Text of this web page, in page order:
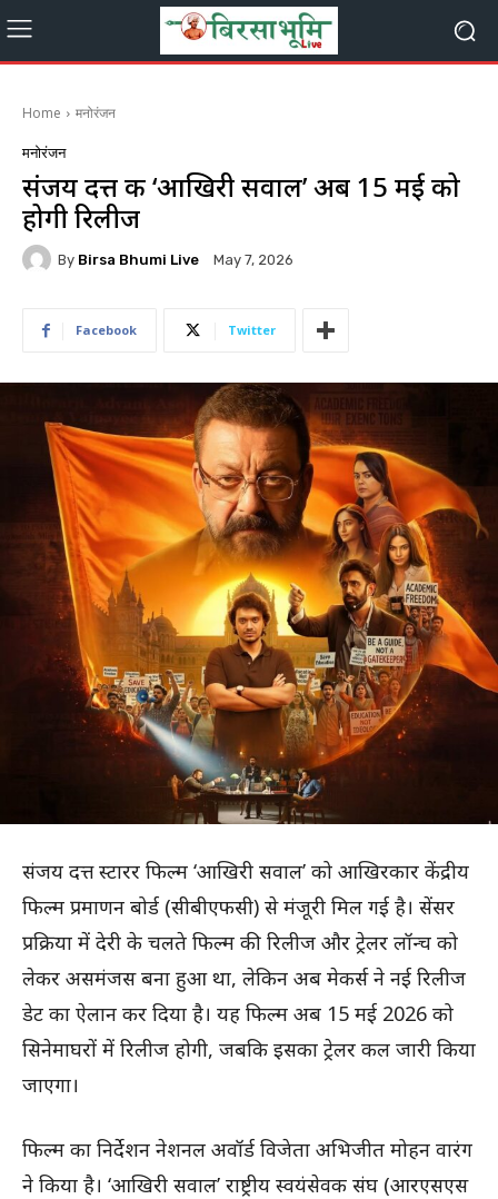
Home मनोरंजन
मनोरंजन
संजय दत्त की ‘आखिरी सवाल’ अब 15 मई को
होगी रिलीज
By Birsa Bhumi Live May 7, 2026
Facebook Twitter
संजय दत्त स्टारर फिल्म ‘आखिरी सवाल’ को आखिरकार केंद्रीय
फिल्म प्रमाणन बोर्ड (सीबीएफसी) से मंजूरी मिल गई है। सेंसर
प्रक्रिया में देरी के चलते फिल्म की रिलीज और ट्रेलर लॉन्च को
लेकर असमंजस बना हुआ था, लेकिन अब मेकर्स ने नई रिलीज
डेट का ऐलान कर दिया है। यह फिल्म अब 15 मई 2026 को
सिनेमाघरों में रिलीज होगी, जबकि इसका ट्रेलर कल जारी किया
जाएगा।
फिल्म का निर्देशन नेशनल अवॉर्ड विजेता अभिजीत मोहन वारंग
ने किया है। ‘आखिरी सवाल’ राष्ट्रीय स्वयंसेवक संघ (आरएसएस